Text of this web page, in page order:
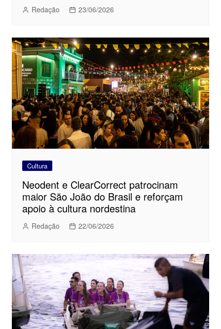
Redação 23/06/2026
Cultura
Neodent e ClearCorrect patrocinam
maior São João do Brasil e reforçam
apoio à cultura nordestina
Redação 22/06/2026